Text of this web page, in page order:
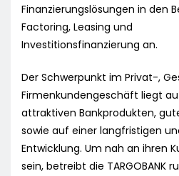
Finanzierungslösungen in den
Factoring, Leasing und
Investitionsfinanzierung an.
Der Schwerpunkt im Privat-,
Firmenkundengeschäft liegt
attraktiven Bankprodukten,
sowie auf einer langfristigen
Entwicklung. Um nah an ihren
sein, betreibt die TARGOBANK